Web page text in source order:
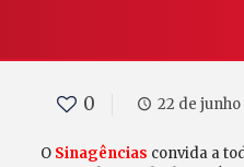
0 22 de
O Sinagências convida a